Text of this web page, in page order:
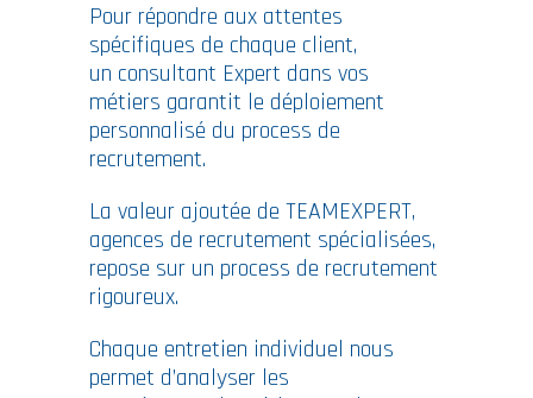
Pour répondre aux attentes
spécifiques de chaque client,
un consultant Expert dans vos
métiers garantit le déploiement
personnalisé du process de
recrutement.
La valeur ajoutée de TEAMEXPERT,
agences de recrutement spécialisées,
repose sur un process de recrutement
rigoureux.
Chaque entretien individuel nous
permet d’analyser les